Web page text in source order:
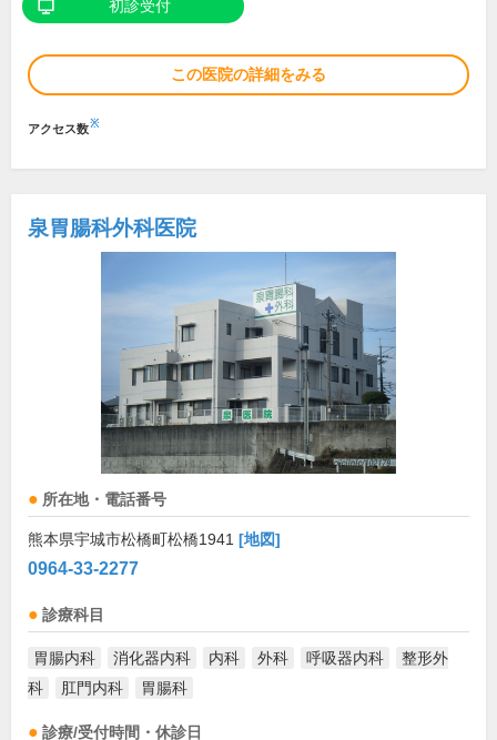
初診受付
この医院の詳細をみる
アクセス数※
泉胃腸科外科医院
所在地・電話番号
熊本県宇城市松橋町松橋1941 [地図]
0964-33-2277
診療科目
胃腸内科 消化器内科 内科 外科 呼吸器内科
整形外
科
肛門内科 胃腸科
診療/受付時間・休診日